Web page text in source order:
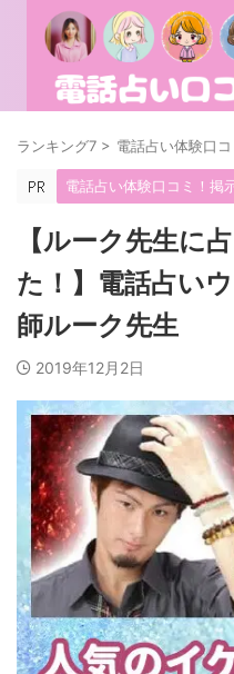
ランキング7 > 電話占い体験口
電話占い体験口コミ！掲
【ルーク先生に
た！】電話占い
師ルーク先生
2019年12月2日